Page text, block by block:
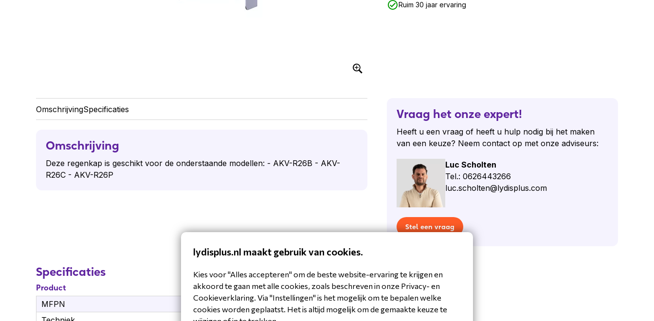
Ruim 30 jaar ervaring
OmschrijvingSpecificaties
Omschrijving
Deze regenkap is geschikt voor de onderstaande modellen: - AKV-R26B - AKV-
R26C - AKV-R26P
Vraag het onze expert!
Heeft u een vraag of heeft u hulp nodig bij het maken
van een keuze? Neem contact op met onze adviseurs:
Luc Scholten
Tel.: 0626443266
luc.scholten@lydisplus.com
Stel een vraag
Specificaties
Product
MFPN
AKV-R26X-RCSURFACE
lydisplus.nl maakt gebruik van cookies.
Kies voor "Alles accepteren" om de beste website-ervaring te krijgen en
akkoord te gaan met alle cookies, zoals beschreven in onze Privacy- en
Cookieverklaring. Via "Instellingen" is het mogelijk om te bepalen welke
cookies worden geplaatst. Het is altijd mogelijk om de gemaakte keuze te